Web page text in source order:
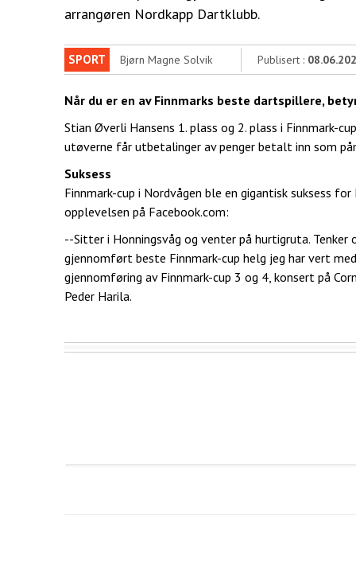
arrangøren Nordkapp Dartklubb.
SPORT Bjørn Magne Solvik Publisert :
Når du er en av Finnmarks beste dartspillere,
Stian Øverli Hansens 1. plass og 2. plass i Finnmark-
utøverne får utbetalinger av penger betalt inn som
Suksess
Finnmark-cup i Nordvågen ble en gigantisk suksess
opplevelsen på Facebook.com:
--Sitter i Honningsvåg og venter på hurtigruta. Tenker
gjennomført beste Finnmark-cup helg jeg har vert
gjennomføring av Finnmark-cup 3 og 4, konsert på
Peder Harila.